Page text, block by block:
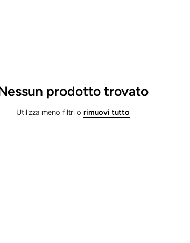
prodotto trovato
Utilizza meno filtri o rimuovi tutto